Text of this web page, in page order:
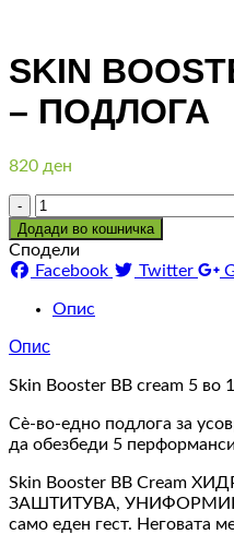
SKIN
– ПОДЛОГА
820 ден
Количина
Додади во кошничка
Сподели
Facebook
Twitter
Опис
Опис
Skin Booster BB cream 5 во
Сè-во-едно подлога за
да обезбеди 5
Skin Booster BB Cream
ЗАШТИТУВА, УНИФОРМИРА
само еден гест. Неговата